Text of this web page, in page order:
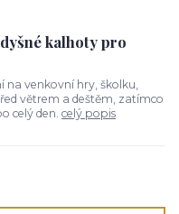
kalhoty pro
na venkovní hry, školku,
větrem a deštěm, zatímco
celý den. celý popis